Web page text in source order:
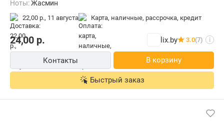
Ноты:Жасмин
22,00 р., 11 августа карта, наличные, рассрочка, кредит
24,00 р. lix.by 3.0(7) i
Контакты В корзину
Быстрый заказ